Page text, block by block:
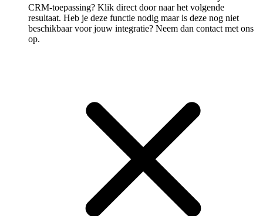
CRM-toepassing? Klik direct door naar het volgende
resultaat. Heb je deze functie nodig maar is deze nog niet
beschikbaar voor jouw integratie? Neem dan contact met ons
op.